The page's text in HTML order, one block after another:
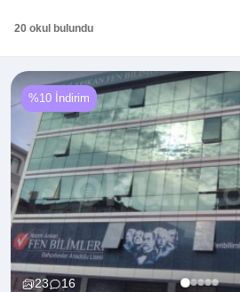
20 okul bulundu
23 16
%10 İndirim